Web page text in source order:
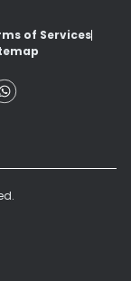
of Services